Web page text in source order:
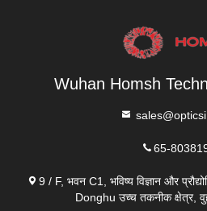
Wuhan Homsh
65-
9 / F, भवन C1, भविष्य विज्ञान और
Donghu उच्च तकनीक क्षेत्र,